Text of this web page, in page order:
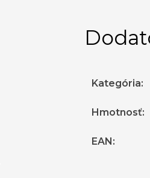
Kategória:
Hmotnosť:
EAN :